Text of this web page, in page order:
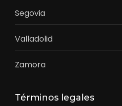
Segovia
Valladolid
Zamora
Términos legales